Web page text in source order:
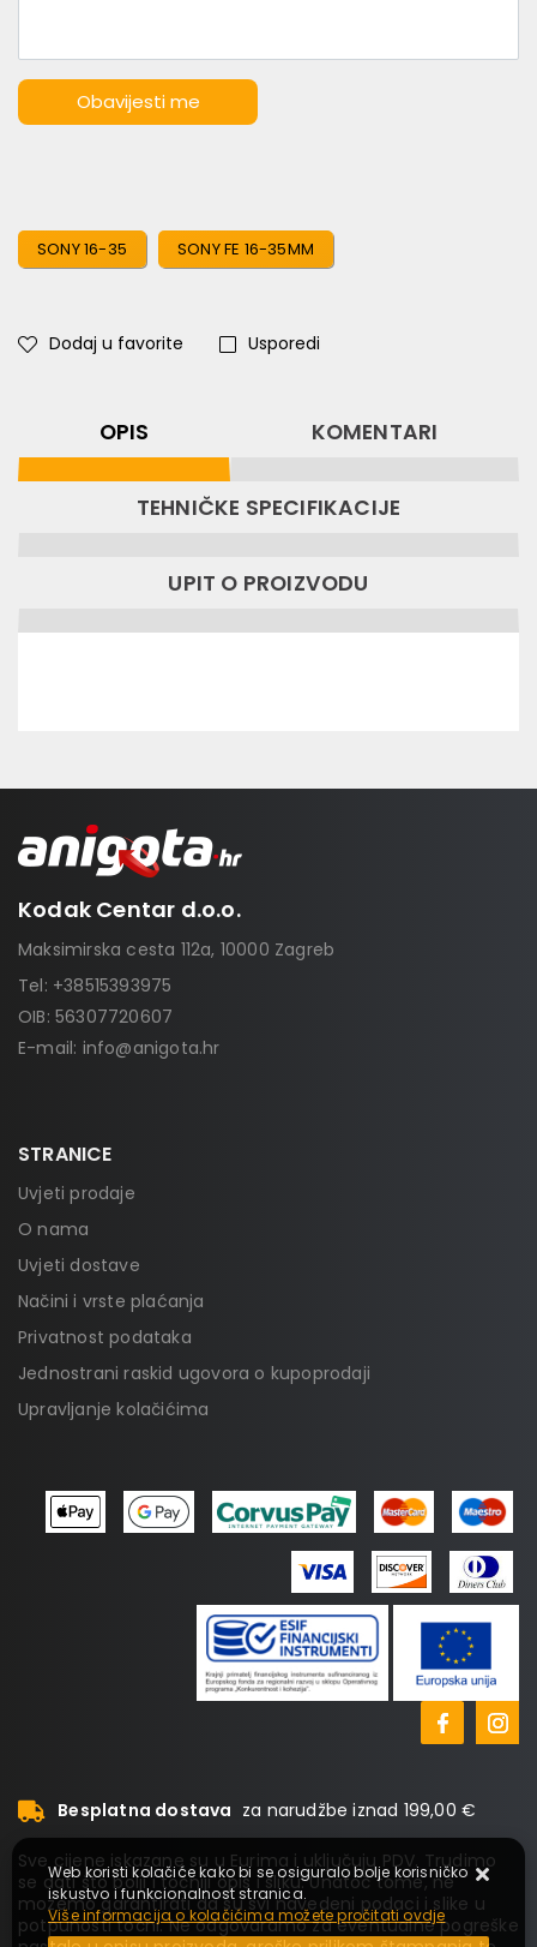
Obavijesti me
SONY 16-35 SONY FE 16-35MM
Dodaj u favorite Usporedi
OPIS KOMENTARI
TEHNIČKE SPECIFIKACIJE
UPIT O PROIZVODU
Kodak Centar d.o.o.
Maksimirska cesta 112a, 10000 Zagreb
Tel: +38515393975
OIB: 56307720607
E-mail: info@anigota.hr
STRANICE
Uvjeti prodaje
O nama
Uvjeti dostave
Načini i vrste plaćanja
Privatnost podataka
Jednostrani raskid ugovora o kupoprodaji
Upravljanje kolačićima
Besplatna dostava za narudžbe iznad 199,00 €
Sve cijene iskazane su u Eurima i uključuju PDV. Trudimo
se dati što bolji i točniji opis i sliku. Unatoč tome, ne
možemo garantirati da su svi navedeni podaci i slike u
potpunosti točni. Ne odgovaramo za eventualne pogreške
Web koristi kolačiće kako bi se osiguralo bolje korisničko
iskustvo i funkcionalnost stranica.
Više informacija o kolačićima možete pročitati ovdje